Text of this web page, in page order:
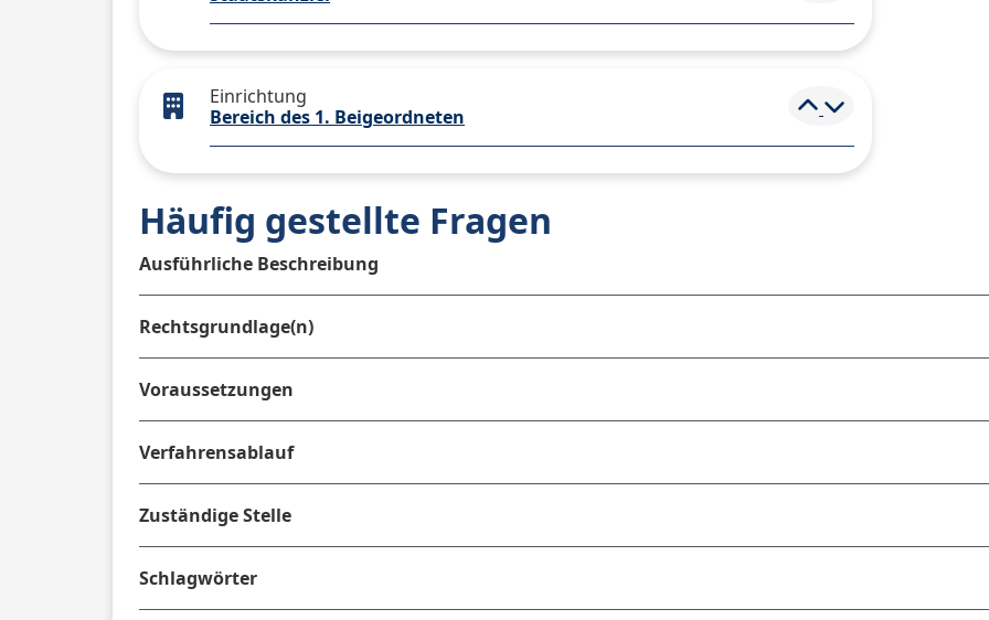
Einrichtung
Bereich des 1. Beigeordneten
Element ein- und
Häufig gestellte Fragen
Ausführliche Beschreibung
Rechtsgrundlage(n)
Voraussetzungen
Verfahrensablauf
Zuständige Stelle
Schlagwörter